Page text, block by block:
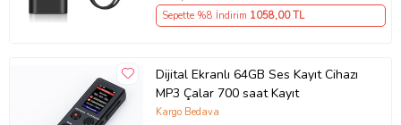
Sepette %8 İndirim 1058,00 TL
Dijital Ekranlı 64GB Ses Kayıt Cihazı
MP3 Çalar 700 saat Kayıt
Kargo Bedava